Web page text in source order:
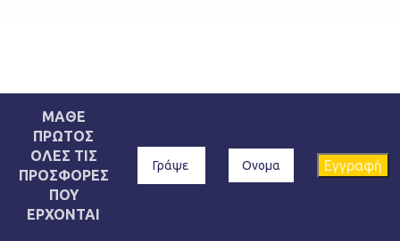
ΜΑΘΕ
ΠΡΩΤΟΣ
ΟΛΕΣ ΤΙΣ
ΠΡΟΣΦΟΡΕΣ
ΠΟΥ
ΕΡΧΟΝΤΑΙ